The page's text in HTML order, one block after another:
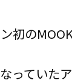
初の
っていたア